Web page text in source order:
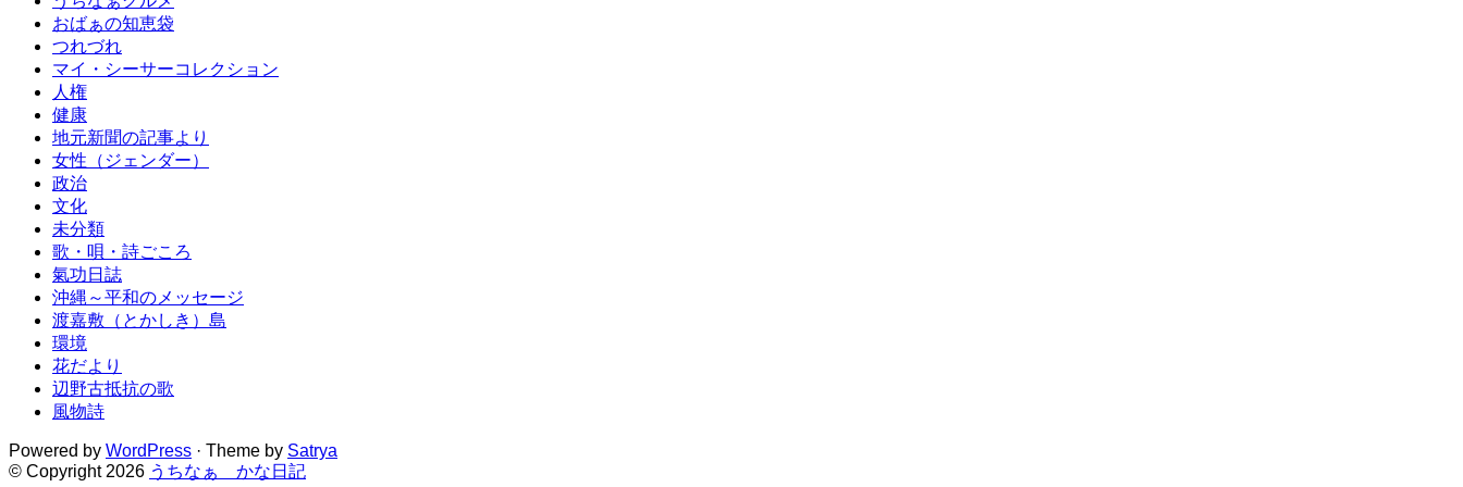
おばぁの知恵袋
つれづれ
マイ・シーサーコレクション
人権
健康
地元新聞の記事より
女性（ジェンダー）
政治
文化
未分類
歌・唄・詩ごころ
氣功日誌
沖縄～平和のメッセージ
渡嘉敷（とかしき）島
環境
花だより
辺野古抵抗の歌
風物詩
Powered by WordPress · Theme by Satrya
© Copyright 2026 うちなぁ かな日記